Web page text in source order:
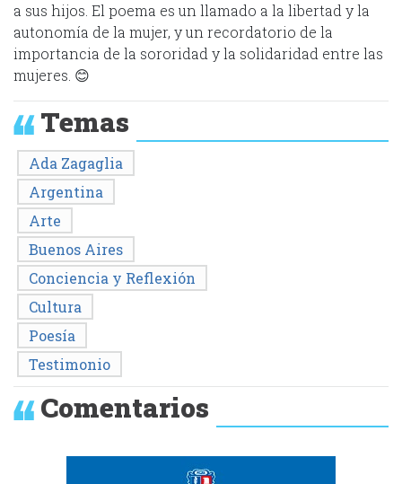
a sus hijos. El poema es un llamado a la libertad y la
autonomía de la mujer, y un recordatorio de la
importancia de la sororidad y la solidaridad entre las
mujeres. 😊
Temas
Ada Zagaglia
Argentina
Arte
Buenos Aires
Conciencia y Reflexión
Cultura
Poesía
Testimonio
Comentarios